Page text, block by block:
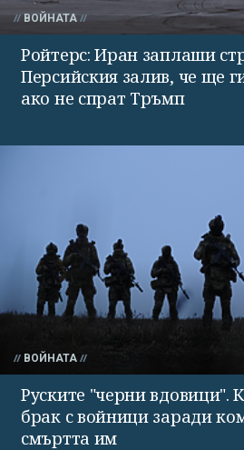
ВОЙНАТА
Ройтерс: Иран заплаши
Персийския залив, че ще
ако не спрат Тръмп
ВОЙНАТА
Руските "черни вдовици".
брак с войници заради
смъртта им